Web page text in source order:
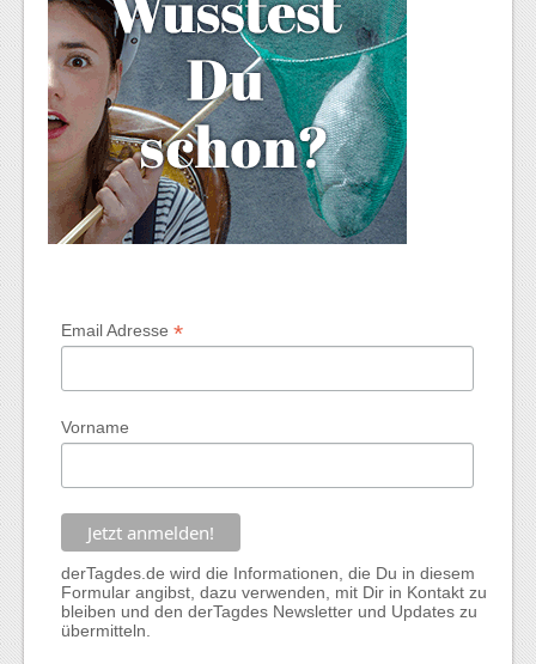
Email Adresse*
Vorname
derTagdes.de wird die Informationen, die Du in diesem
Formular angibst, dazu verwenden, mit Dir in Kontakt zu
bleiben und den derTagdes Newsletter und Updates zu
übermitteln.